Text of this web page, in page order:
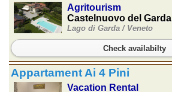
Agritourism
Castelnuovo del Garda
Lago di Garda / Veneto
Check availabilty
Appartament Ai 4 Pini
Vacation Rental